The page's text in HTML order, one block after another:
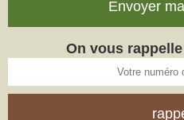
On vous